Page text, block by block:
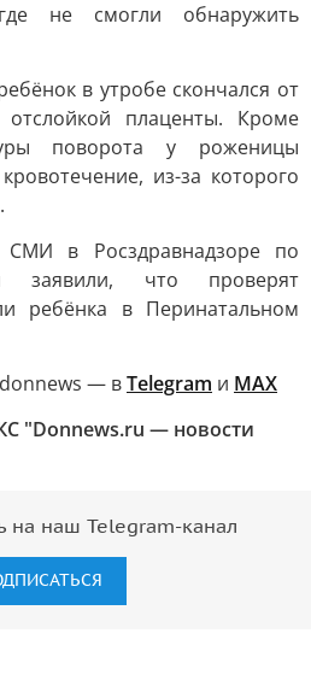
не смогли обнаружить
в утробе скончался от
отслойкой плаценты. Кроме
поворота у роженицы
из-за которого
в Росздравнадзоре по
заявили, что проверят
ребёнка в Перинатальном
— вTelegram и МАХ
"Donnews.ru — новости
на наш Telegram-канал